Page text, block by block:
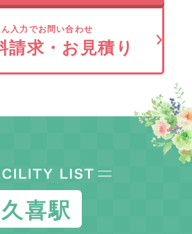
入力でお問い合わせ
請求・お見積り
久喜駅